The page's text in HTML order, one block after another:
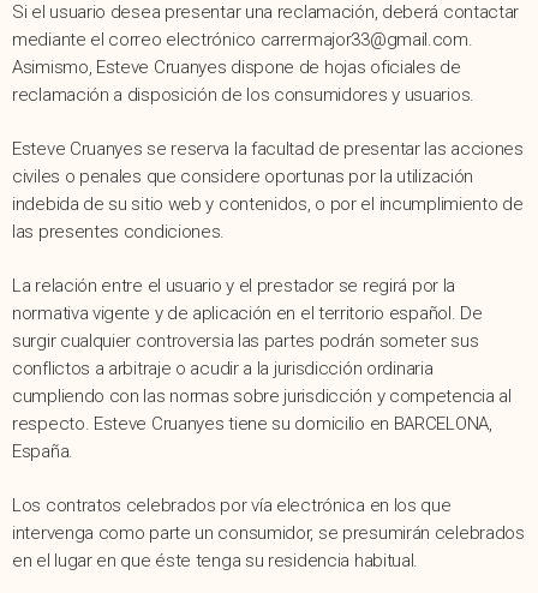
Si el usuario desea presentar una reclamación, deberá contactar
mediante el correo electrónico carrermajor33@gmail.com.
Asimismo, Esteve Cruanyes dispone de hojas oficiales de
reclamación a disposición de los consumidores y usuarios.
Esteve Cruanyes se reserva la facultad de presentar las acciones
civiles o penales que considere oportunas por la utilización
indebida de su sitio web y contenidos, o por el incumplimiento de
las presentes condiciones.
La relación entre el usuario y el prestador se regirá por la
normativa vigente y de aplicación en el territorio español. De
surgir cualquier controversia las partes podrán someter sus
conflictos a arbitraje o acudir a la jurisdicción ordinaria
cumpliendo con las normas sobre jurisdicción y competencia al
respecto. Esteve Cruanyes tiene su domicilio en BARCELONA,
España.
Los contratos celebrados por vía electrónica en los que
intervenga como parte un consumidor, se presumirán celebrados
en el lugar en que éste tenga su residencia habitual.